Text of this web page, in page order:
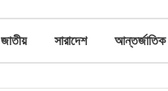
জাতীয় সারাদেশ আন্তর্জাতিক